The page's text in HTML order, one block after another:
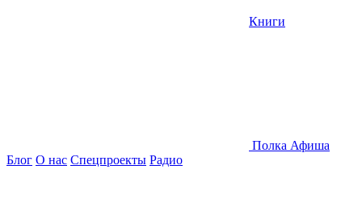
Книги
Полка Афиша
Блог О нас Спецпроекты Радио